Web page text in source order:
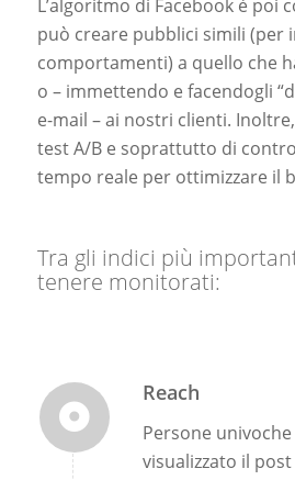
L’algoritmo di Facebook è poi
può creare pubblici simili (per
comportamenti) a quello che
o – immettendo e facendogli
e-mail – ai nostri clienti.
test A/B e soprattutto di
tempo reale per ottimizzare il
Tra gli indici più
tenere monitorati:
Reach
Persone
visualizzato il post